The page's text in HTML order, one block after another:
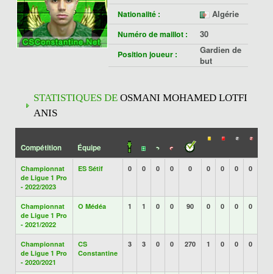
Nationalité : Algérie
Numéro de maillot : 30
Position joueur :
Gardien de
but
STATISTIQUES DE OSMANI MOHAMED LOTFI
ANIS
Compétition Équipe
Championnat
de Ligue 1 Pro
- 2022/2023
ES Sétif 0 0 0 0 0 0 0 0 0
Championnat
de Ligue 1 Pro
- 2021/2022
O Médéa 1 1 0 0 90 0 0 0 0
Championnat
de Ligue 1 Pro
- 2020/2021
CS
Constantine
3 3 0 0 270 1 0 0 0